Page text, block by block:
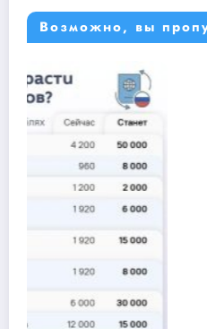
Возможно, вы
КЫРГЫЗСТАН МИР
Совет глав МИД
документы